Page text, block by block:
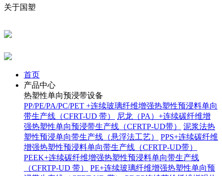
关于国塑
首页
产品中心
热塑性单向预浸带设备
PP/PE/PA/PC/PET +连续玻璃纤维增强热塑性预浸料单向
带生产线（CFRT-UD 带）
尼龙（PA）+连续碳纤维增
强热塑性单向预浸带生产线（CFRTP-UD带）
泥浆法热
塑性预浸单向带生产线（悬浮法工艺）
PPS+连续碳纤维
增强热塑性预浸料单向带生产线（CFRTP-UD带）
PEEK+连续碳纤维增强热塑性预浸料单向带生产线
（CFRTP-UD 带）
PE+连续玻璃纤维增强热塑性单向预